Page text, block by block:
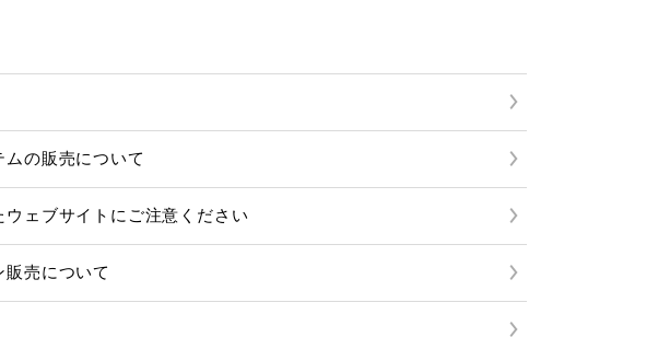
ムの販売について
ェブサイトにご注意ください
販売について